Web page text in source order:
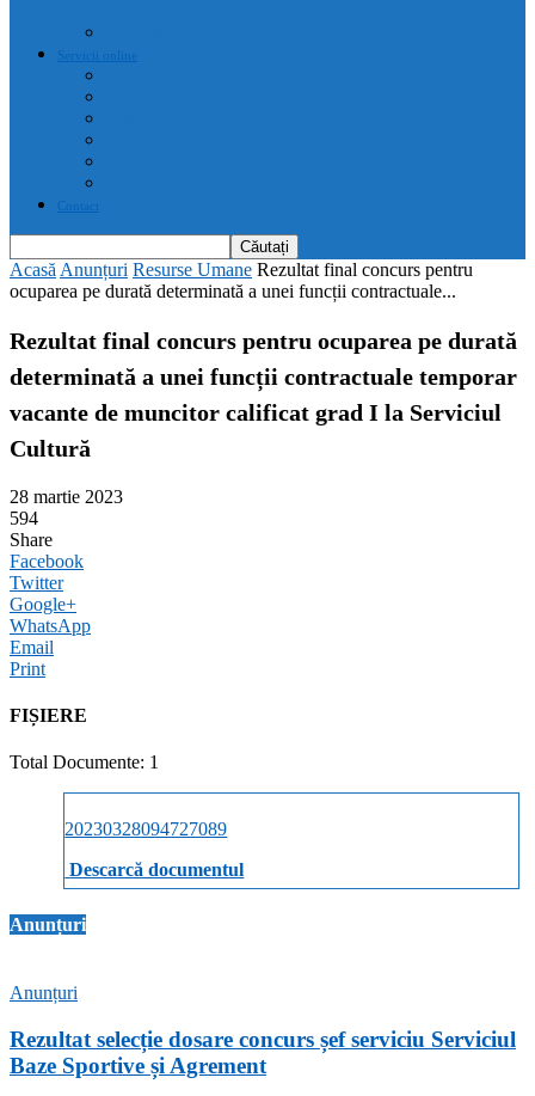
Servicii online
Contact
AcasăAnunțuri Resurse Umane Rezultat final concurs pentru
ocuparea pe durată determinată a unei funcții contractuale...
Rezultat final concurs pentru ocuparea pe durată
determinată a unei funcții contractuale temporar
vacante de muncitor calificat grad I la Serviciul
Cultură
28 martie 2023
594
Share
Facebook
Twitter
Google+
WhatsApp
Email
Print
FIȘIERE
Total Documente: 1
20230328094727089
Descarcă documentul
Anunțuri
Anunțuri
Rezultat selecție dosare concurs șef serviciu Serviciul
Baze Sportive și Agrement